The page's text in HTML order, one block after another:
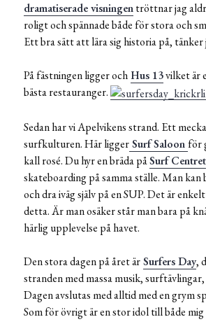
dramatiserade visningentröttnar jag
roligt och spännade både för stora och
Ett bra sätt att lära sig historia på, tänker
På fästningen ligger ochHus 13vilket är
bästa restauranger.
Sedan har vi Apelvikens strand. Ett
surfkulturen. Här liggerSurf Saloonför
kall rosé. Du hyr en bräda påSurf Centret
skateboarding på samma ställe. Man
och dra iväg själv på en SUP. Det är
detta. Är man osäker står man bara på
härlig upplevelse på havet.
Den stora dagen på året ärSurfers Day,
stranden med massa musik,
Dagen avslutas med alltid med en grym
Som för övrigt är en stor idol till både mig